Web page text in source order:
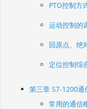
PTO控制方
运动控制的
回原点、绝
定位控制综
第三章 S7-1200通
常用的通信